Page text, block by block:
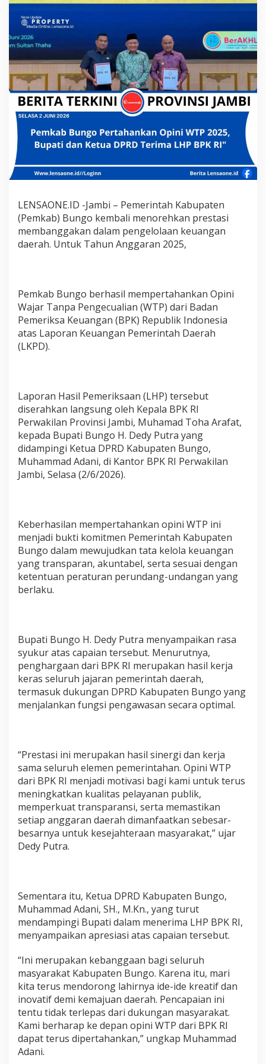
n
a
O
p
n
i
W
T
2
0
5
,
p
a
t
d
e
t
u
a
D
r
i
m
a
L
H
P
B
"
LENSAONE.ID -Jambi – Pemerintah Kabupaten
(Pemkab) Bungo kembali menorehkan prestasi
membanggakan dalam pengelolaan keuangan
daerah. Untuk Tahun Anggaran 2025,
Pemkab Bungo berhasil mempertahankan Opini
Wajar Tanpa Pengecualian (WTP) dari Badan
Pemeriksa Keuangan (BPK) Republik Indonesia
atas Laporan Keuangan Pemerintah Daerah
(LKPD).
Laporan Hasil Pemeriksaan (LHP) tersebut
diserahkan langsung oleh Kepala BPK RI
Perwakilan Provinsi Jambi, Muhamad Toha Arafat,
kepada Bupati Bungo H. Dedy Putra yang
didampingi Ketua DPRD Kabupaten Bungo,
Muhammad Adani, di Kantor BPK RI Perwakilan
Jambi, Selasa (2/6/2026).
Keberhasilan mempertahankan opini WTP ini
menjadi bukti komitmen Pemerintah Kabupaten
Bungo dalam mewujudkan tata kelola keuangan
yang transparan, akuntabel, serta sesuai dengan
ketentuan peraturan perundang-undangan yang
berlaku.
Bupati Bungo H. Dedy Putra menyampaikan rasa
syukur atas capaian tersebut. Menurutnya,
penghargaan dari BPK RI merupakan hasil kerja
keras seluruh jajaran pemerintah daerah,
termasuk dukungan DPRD Kabupaten Bungo yang
menjalankan fungsi pengawasan secara optimal.
“Prestasi ini merupakan hasil sinergi dan kerja
sama seluruh elemen pemerintahan. Opini WTP
dari BPK RI menjadi motivasi bagi kami untuk terus
meningkatkan kualitas pelayanan publik,
memperkuat transparansi, serta memastikan
setiap anggaran daerah dimanfaatkan sebesar-
besarnya untuk kesejahteraan masyarakat,” ujar
Dedy Putra.
Sementara itu, Ketua DPRD Kabupaten Bungo,
Muhammad Adani, SH., M.Kn., yang turut
mendampingi Bupati dalam menerima LHP BPK RI,
menyampaikan apresiasi atas capaian tersebut.
“Ini merupakan kebanggaan bagi seluruh
masyarakat Kabupaten Bungo. Karena itu, mari
kita terus mendorong lahirnya ide-ide kreatif dan
inovatif demi kemajuan daerah. Pencapaian ini
tentu tidak terlepas dari dukungan masyarakat.
Kami berharap ke depan opini WTP dari BPK RI
dapat terus dipertahankan,” ungkap Muhammad
Adani.